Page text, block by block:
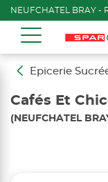
NEUFCHATEL BRAY -
Epicerie
Cafés Et
(NEUFCHATEL